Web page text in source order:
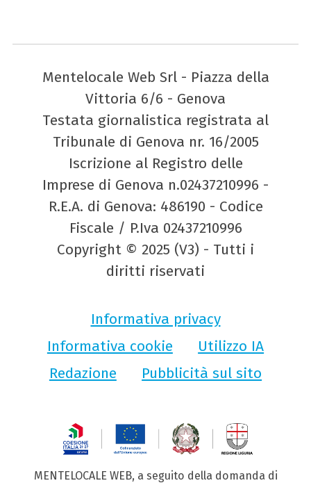
Mentelocale Web Srl - Piazza della
Vittoria 6/6 - Genova
Testata giornalistica registrata al
Tribunale di Genova nr. 16/2005
Iscrizione al Registro delle
Imprese di Genova n.02437210996 -
R.E.A. di Genova: 486190 - Codice
Fiscale / P.Iva 02437210996
Copyright © 2025 (V3) - Tutti i
diritti riservati
Informativa privacy
Informativa cookie
Utilizzo IA
Redazione
Pubblicità sul sito
MENTELOCALE WEB, a seguito della domanda di